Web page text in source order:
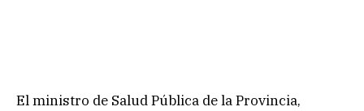
El ministro de Salud Pública de la Provincia,